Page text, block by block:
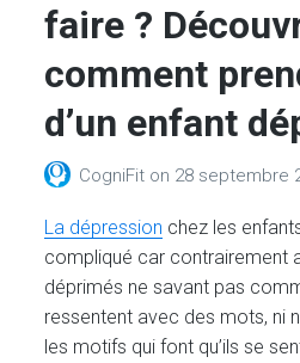
faire ?
comment
d’un enfant
CogniFit on 28 septembre
La dépression chez les
compliqué car contrairement
déprimés ne savant pas
ressentent avec des mots, ni
les motifs qui font qu’ils se